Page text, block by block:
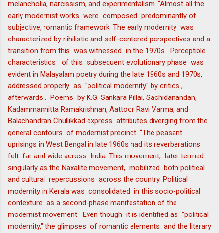
melancholia, narcissism, and experimentalism .“Almost all the
early modernist works were composed predominantly of
subjective, romantic framework. The early modernity was
characterized by nihilistic and self-centered perspectives and a
transition from this was witnessed in the 1970s. Perceptible
characteristics of this subsequent evolutionary phase was
evident in Malayalam poetry during the late 1960s and 1970s,
addressed properly as "political modernity" by critics ,
afterwards . Poems by K.G. Sankara Pillai, Sachidanandan,
Kadammannitta Ramakrishnan, Aattoor Ravi Varma, and
Balachandran Chullikkad express attributes diverging from the
general contours of modernist precinct. “The peasant
uprisings in West Bengal in late 1960s had its reverberations
felt far and wide across India. This movement, later termed
singularly as the Naxalite movement, mobilized both political
and cultural repercussions across the country. Political
modernity in Kerala was consolidated in this socio-political
contexture as a second-phase manifestation of the
modernist movement. Even though it is identified as "political
modernity," the glimpses of romantic elements and the literary